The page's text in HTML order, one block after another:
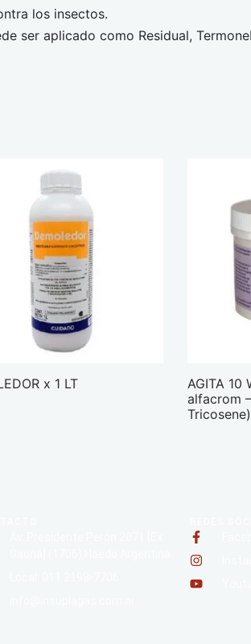
los insectos.
ser aplicado como Residual,
x 1 LT
AGITA 10
alfacrom
Tricosene)